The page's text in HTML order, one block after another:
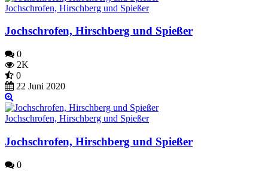
Jochschrofen, Hirschberg und Spießer
Jochschrofen, Hirschberg und Spießer
0
2K
0
22 Juni 2020
Jochschrofen, Hirschberg und Spießer
Jochschrofen, Hirschberg und Spießer
0